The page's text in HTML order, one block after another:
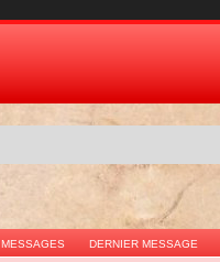
MESSAGES DERNIER MESSAGE